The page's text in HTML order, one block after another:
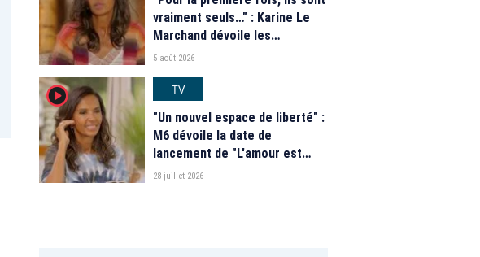
vraiment seuls…" : Karine Le
Marchand dévoile les
nouveautés des speed dating
2026
5 août 2026
player2
TV
"Un nouvel espace de liberté" :
M6 dévoile la date de
lancement de "L'amour est
dans le pré" 2026 et une
28 juillet 2026